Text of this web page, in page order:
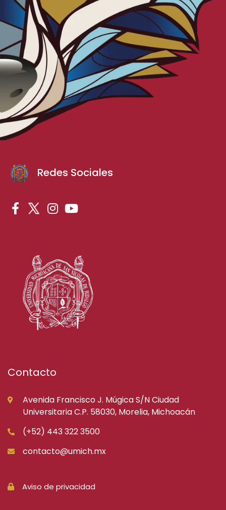
Redes Sociales
Contacto
Avenida Francisco J. Múgica S/N Ciudad
Universitaria C.P. 58030, Morelia, Michoacán
(+52) 443 322 3500
contacto@umich.mx
Aviso de privacidad